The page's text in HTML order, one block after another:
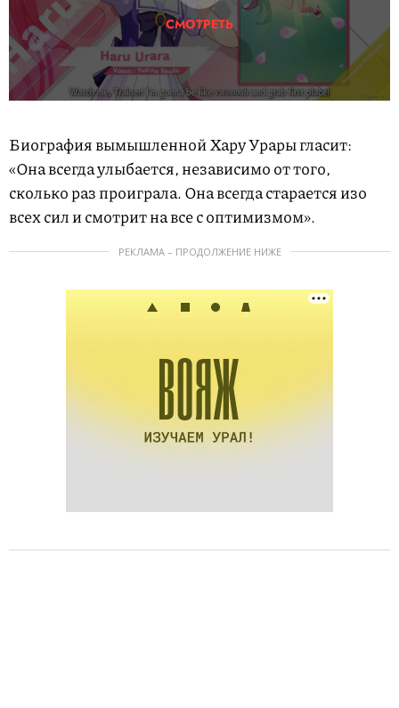
СМОТРЕТЬ
Биография вымышленной Хару Урары гласит:
«Она всегда улыбается, независимо от того,
сколько раз проиграла. Она всегда старается изо
всех сил и смотрит на все с оптимизмом».
РЕКЛАМА – ПРОДОЛЖЕНИЕ НИЖЕ